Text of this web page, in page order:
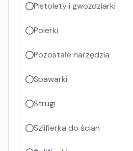
Pistolety i gwożdziarki
Polerki
Pozostałe narzędzia
Spawarki
Strugi
Szlifierka do ścian